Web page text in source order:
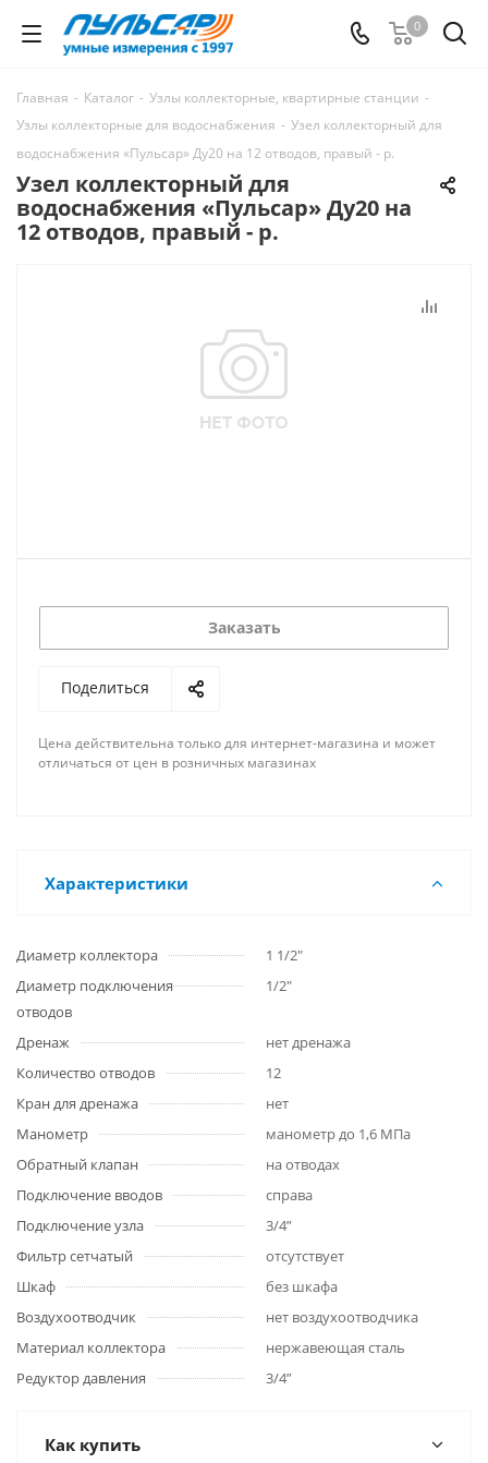
0
Главная - Каталог - Узлы коллекторные, квартирные станции -
Узлы коллекторные для водоснабжения - Узел коллекторный для
водоснабжения «Пульсар» Ду20 на 12 отводов, правый - р.
Узел коллекторный для
водоснабжения «Пульсар» Ду20 на
12 отводов, правый - р.
Заказать
Поделиться
Цена действительна только для интернет-магазина и может
отличаться от цен в розничных магазинах
Характеристики
Диаметр коллектора
1 1/2"
Диаметр подключения
отводов
1/2"
Дренаж
нет дренажа
Количество отводов
12
Кран для дренажа
нет
Манометр
манометр до 1,6 МПа
Обратный клапан
на отводах
Подключение вводов
справа
Подключение узла
3/4”
Фильтр сетчатый
отсутствует
Шкаф
без шкафа
Воздухоотводчик
нет воздухоотводчика
Материал коллектора
нержавеющая сталь
Редуктор давления
3/4”
Как купить